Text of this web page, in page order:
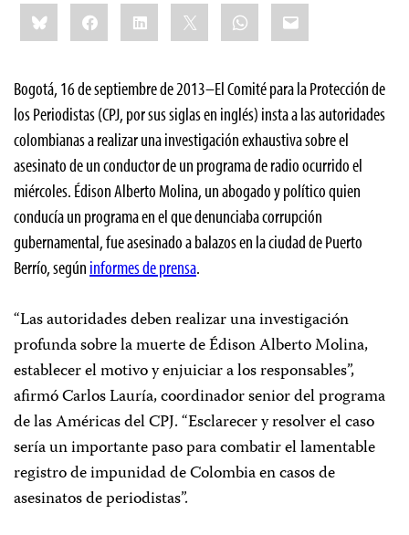
Share
this:BlueskyFacebookLinkedIn WhatsApp
Email
Bogotá, 16 de septiembre de 2013–El Comité para la Protección de
los Periodistas (CPJ, por sus siglas en inglés) insta a las autoridades
colombianas a realizar una investigación exhaustiva sobre el
asesinato de un conductor de un programa de radio ocurrido el
miércoles. Édison Alberto Molina, un abogado y político quien
conducía un programa en el que denunciaba corrupción
gubernamental, fue asesinado a balazos en la ciudad de Puerto
Berrío, según informes de prensa.
“Las autoridades deben realizar una investigación
profunda sobre la muerte de Édison Alberto Molina,
establecer el motivo y enjuiciar a los responsables”,
afirmó Carlos Lauría, coordinador senior del programa
de las Américas del CPJ. “Esclarecer y resolver el caso
sería un importante paso para combatir el lamentable
registro de impunidad de Colombia en casos de
asesinatos de periodistas”.